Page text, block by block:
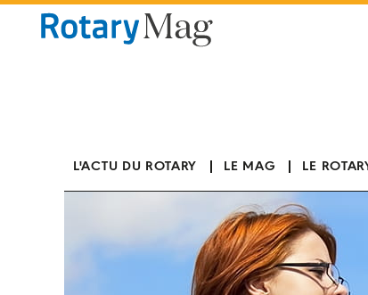
L'ACTU DU ROTARY LE MAG LE
Panneau de gestion des cookies